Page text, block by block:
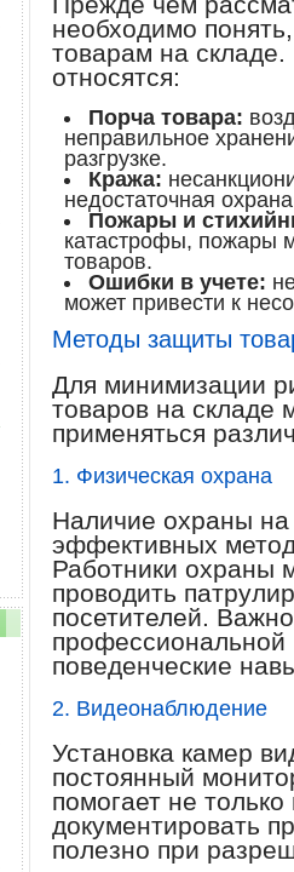
необходимо
товарам на
относятся:
Порча товара:
неправильное
разгрузке.
Кража:
недостаточная
Пожары и
катастрофы, пожары
товаров.
Ошибки в учете:
может привести к
Методы защиты
Для минимизации
товаров на складе
применяться
1. Физическая охрана
Наличие охраны
эффективных
Работники охраны
проводить
посетителей.
поведенческие
2. Видеонаблюдение
Установка камер
постоянный
помогает не
документировать
полезно при